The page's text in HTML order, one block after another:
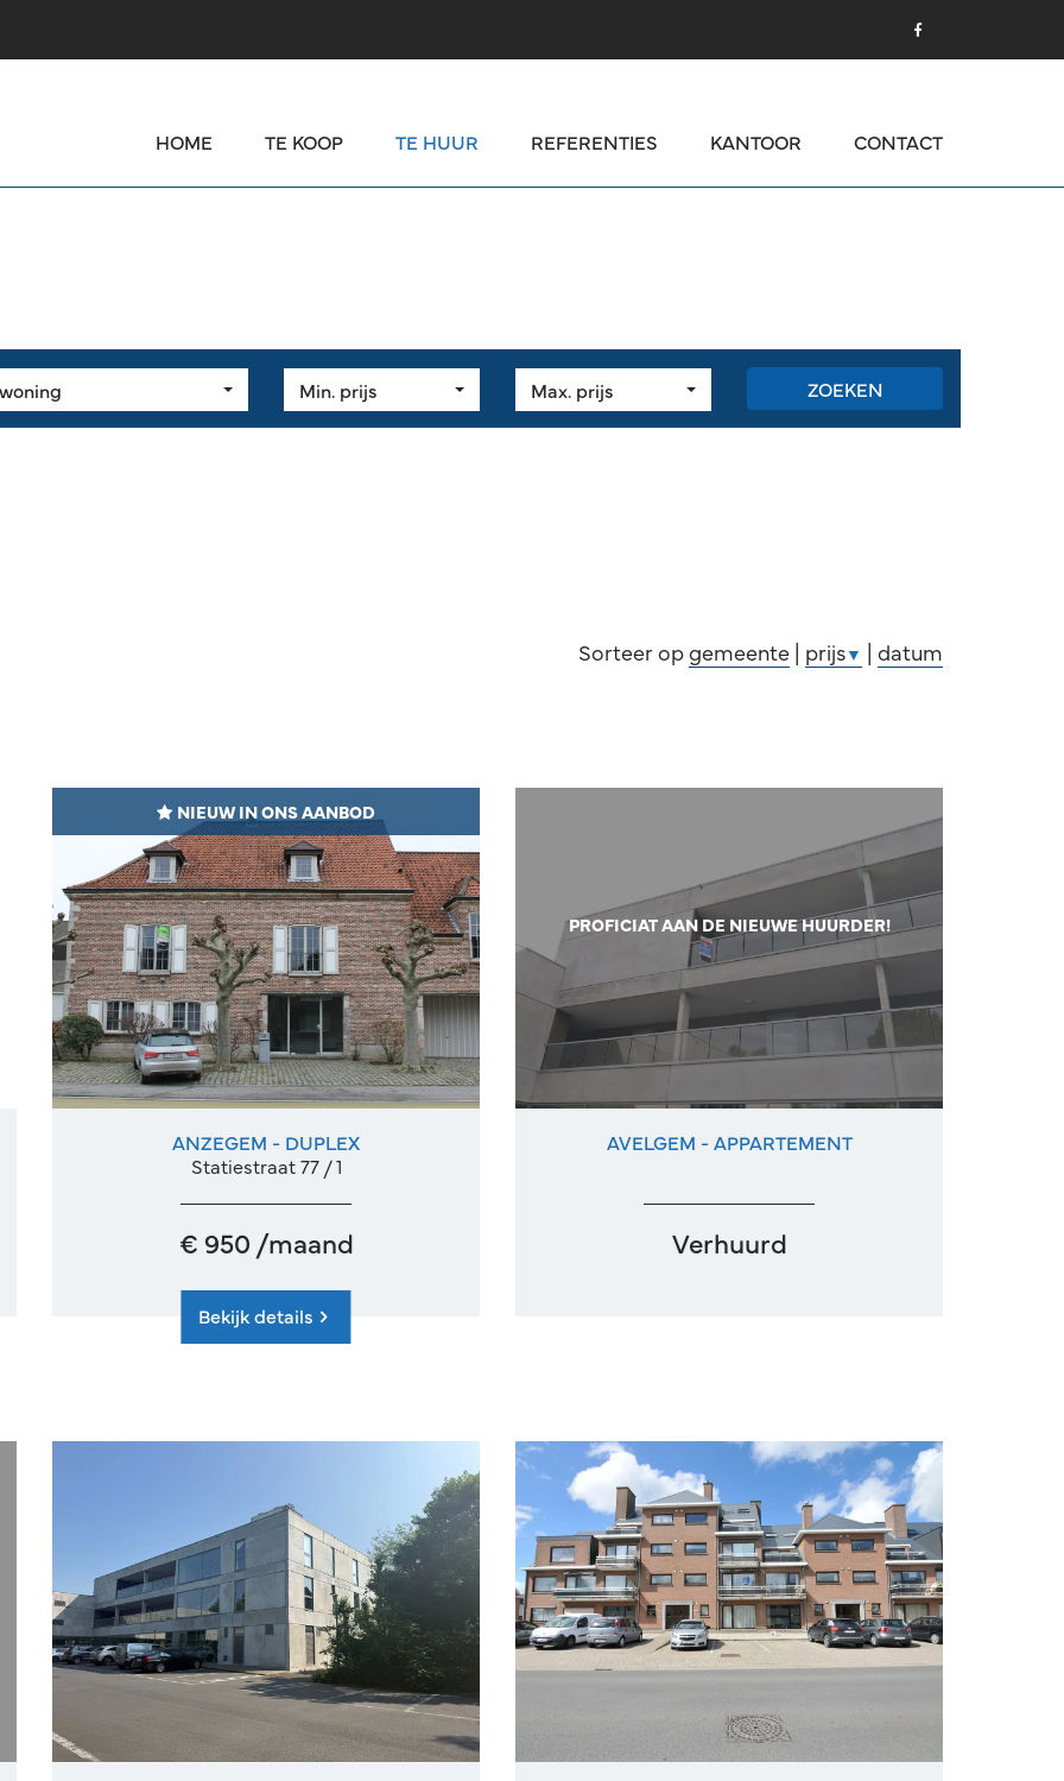
HOME TE KOOP TE HUUR REFERENTIES KANTOOR CONTACT
Min. prijs Max. prijs ZOEKEN
Sorteer opgemeente | prijs▼ | datum
NIEUW IN ONS AANBOD
3 3 Ja
ANZEGEM - DUPLEX
Statiestraat 77 / 1
€ 950 /maand
Bekijk details
PROFICIAT AAN DE NIEUWE HUURDER!
114 m² 2 1
AVELGEM - APPARTEMENT
Verhuurd